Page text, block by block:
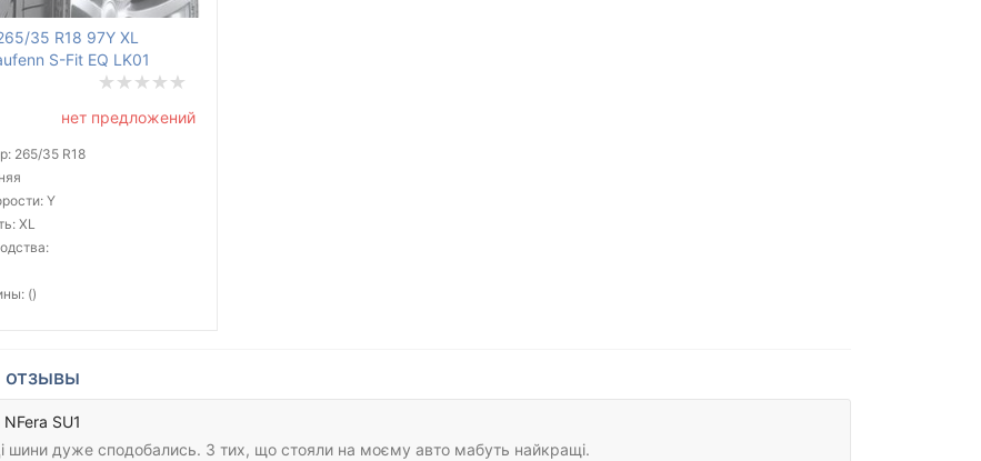
35 R18 97Y XL
S-Fit EQ LK01
нет предложений
265/35 R18
Y
XL
()
SU1
шини дуже сподобались. З тих, що стояли на моєму авто мабуть найкращі.